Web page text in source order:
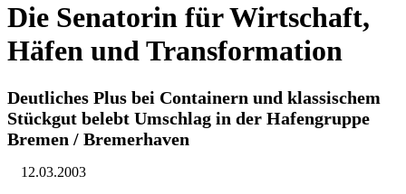
Die Senatorin für Wirtschaft,
Häfen und Transformation
Deutliches Plus bei Containern und klassischem
Stückgut belebt Umschlag in der Hafengruppe
Bremen / Bremerhaven
12.03.2003